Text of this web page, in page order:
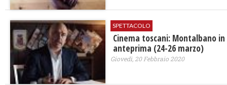
SPETTACOLO
Cinema toscani: Montalbano in
anteprima (24-26 marzo)
Giovedì, 20 Febbraio 2020